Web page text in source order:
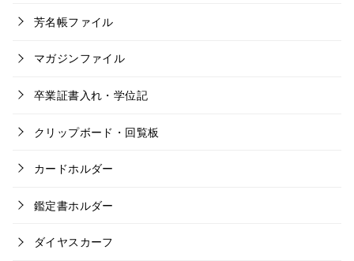
芳名帳ファイル
マガジンファイル
卒業証書入れ・学位記
クリップボード・回覧板
カードホルダー
鑑定書ホルダー
ダイヤスカーフ